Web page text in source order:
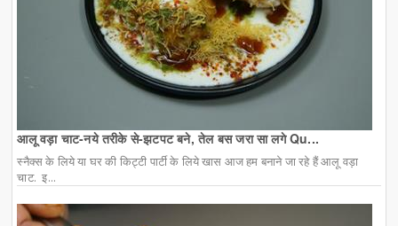
आलू वड़ा चाट-नये तरीके से-झटपट बने, तेल बस जरा सा लगे Qu...
स्नैक्स के लिये या घर की किट्टी पार्टी के लिये खास आज हम बनाने जा रहे हैं आलू वड़ा
चाट. इ...